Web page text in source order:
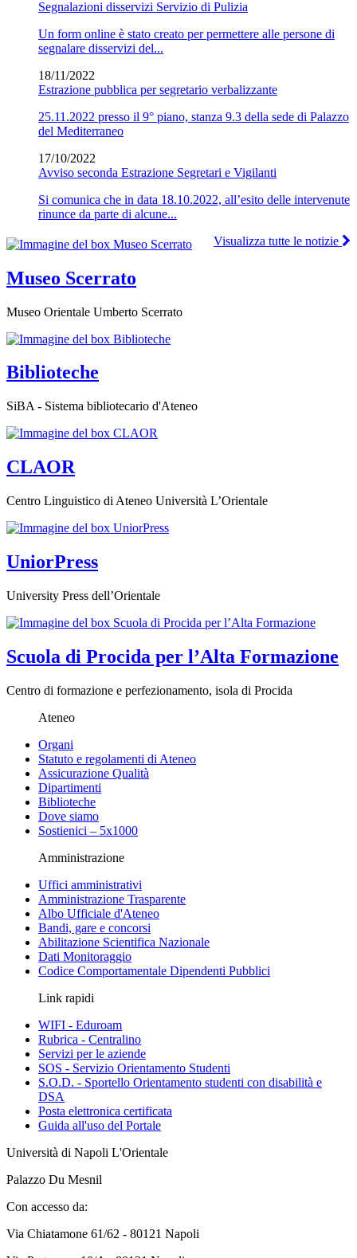
Segnalazioni disservizi Servizio di Pulizia
Un form online è stato creato per permettere alle persone di
segnalare disservizi del...
18/11/2022
Estrazione pubblica per segretario verbalizzante
25.11.2022 presso il 9° piano, stanza 9.3 della sede di Palazzo
del Mediterraneo
17/10/2022
Avviso seconda Estrazione Segretari e Vigilanti
Si comunica che in data 18.10.2022, all’esito delle intervenute
rinunce da parte di alcune...
Visualizza tutte le notizie
Museo Scerrato
Museo Orientale Umberto Scerrato
Biblioteche
SiBA - Sistema bibliotecario d'Ateneo
CLAOR
Centro Linguistico di Ateneo Università L’Orientale
UniorPress
University Press dell’Orientale
Scuola di Procida per l’Alta Formazione
Centro di formazione e perfezionamento, isola di Procida
Ateneo
Organi
Statuto e regolamenti di Ateneo
Assicurazione Qualità
Dipartimenti
Biblioteche
Dove siamo
Sostienici – 5x1000
Amministrazione
Uffici amministrativi
Amministrazione Trasparente
Albo Ufficiale d'Ateneo
Bandi, gare e concorsi
Abilitazione Scientifica Nazionale
Dati Monitoraggio
Codice Comportamentale Dipendenti Pubblici
Link rapidi
WIFI - Eduroam
Rubrica - Centralino
Servizi per le aziende
SOS - Servizio Orientamento Studenti
S.O.D. - Sportello Orientamento studenti con disabilità e
DSA
Posta elettronica certificata
Guida all'uso del Portale
Università di Napoli L'Orientale
Palazzo Du Mesnil
Con accesso da:
Via Chiatamone 61/62 - 80121 Napoli